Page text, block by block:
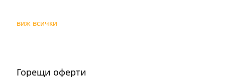
виж всички
Горещи оферти